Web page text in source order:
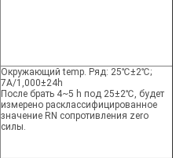
Окружающий temp. Ряд: 25℃±2℃;
7A/1,000±24h
После брать 4~5 h под 25±2℃, будет
измерено расклассифицированное
значение RN сопротивления zero
силы.